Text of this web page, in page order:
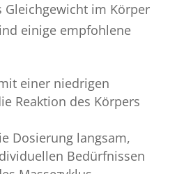
Gleichgewicht im Körper
einige empfohlene
einer niedrigen
Reaktion des Körpers
Dosierung langsam,
Bedürfnissen